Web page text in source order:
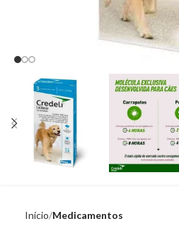
Início Medicamentos